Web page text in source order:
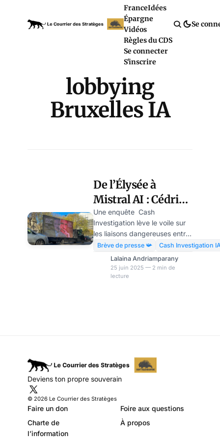
FranceIdées
Épargne
Vidéos
Règles du CDS
Se connecter
S'inscrire
Se
lobbying
Bruxelles IA
De l’Élysée à
Mistral AI : Cédric
O a-t-il influencé la
réglementation
européenne de
l’IA?
Une enquête Cash
Investigation lève le voile sur
les liaisons dangereuses entre
politique et business. Focus
sur l’ancien secrétaire d’État
au Numérique et figure clé de
la start-up nation, Cédric O,
sur l’IA. Une reconversion qui
d’État au Numérique et figure
clé de la start-u
Brève de presse 📯
Cash Investigation
Lalaina Andriamparany
25 juin 2025 — 2 min de
lecture
Deviens ton propre souverain
© 2026 Le Courrier des Stratèges
Faire un don
Foire aux questions
Charte de
l’information
À propos